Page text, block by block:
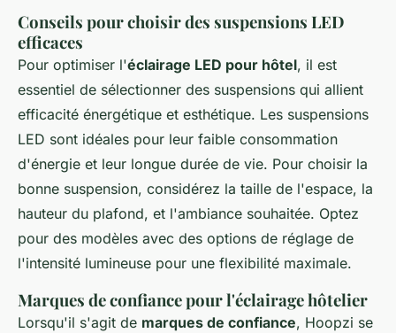
Conseils pour choisir des suspensions LED
efficaces
Pour optimiser l'éclairage LED pour hôtel, il est
essentiel de sélectionner des suspensions qui allient
efficacité énergétique et esthétique. Les suspensions
LED sont idéales pour leur faible consommation
d'énergie et leur longue durée de vie. Pour choisir la
bonne suspension, considérez la taille de l'espace, la
hauteur du plafond, et l'ambiance souhaitée. Optez
pour des modèles avec des options de réglage de
l'intensité lumineuse pour une flexibilité maximale.
Marques de confiance pour l'éclairage hôtelier
Lorsqu'il s'agit de marques de confiance, Hoopzi se